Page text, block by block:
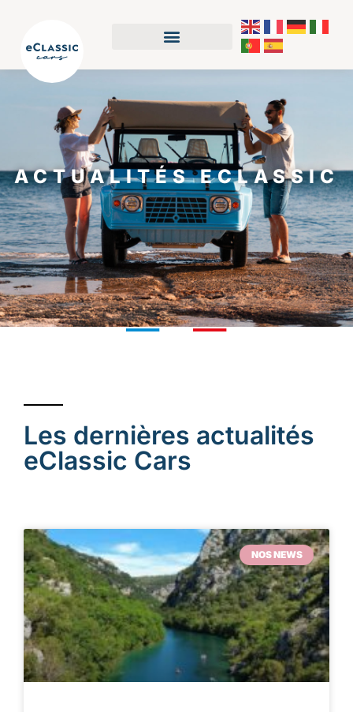
ACTUALITÉS ECLASSIC
Les dernières actualités
eClassic Cars
NOS NEWS